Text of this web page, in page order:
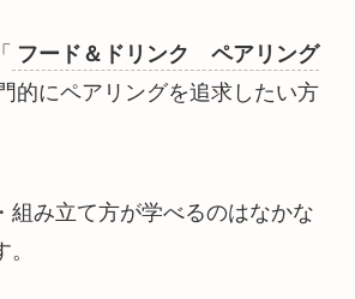
フード＆ドリンク ペアリング
的にペアリングを追求したい方
組み立て方が学べるのはなかな